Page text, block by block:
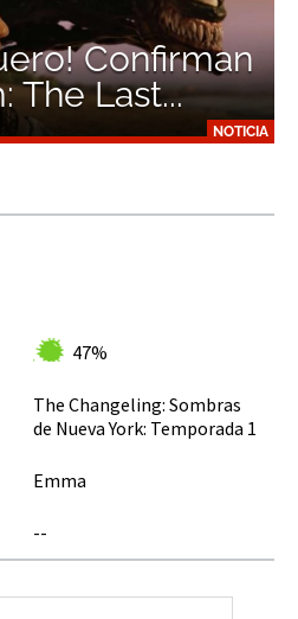
NOTICIA
Confirman
The Last...
47%
The Changeling: Sombras
de Nueva York: Temporada 1
Emma
--